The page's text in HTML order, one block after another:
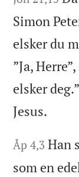
Simon
elsker du
”Ja,
elsker
Jesus.
Åp 4,3 Han
som en